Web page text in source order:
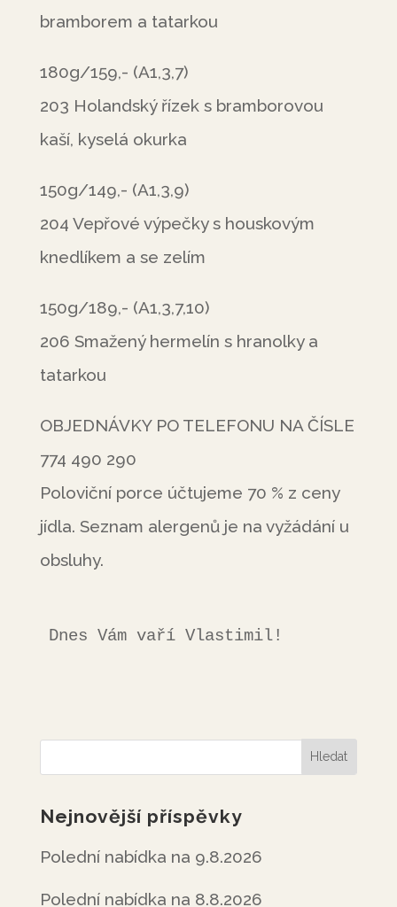
bramborem a tatarkou
180g/159,- (A1,3,7)
203 Holandský řízek s bramborovou
kaší, kyselá okurka
150g/149,- (A1,3,9)
204 Vepřové výpečky s houskovým
knedlíkem a se zelím
150g/189,- (A1,3,7,10)
206 Smažený hermelín s hranolky a
tatarkou
OBJEDNÁVKY PO TELEFONU NA ČÍSLE
774 490 290
Poloviční porce účtujeme 70 % z ceny
jídla. Seznam alergenů je na vyžádání u
obsluhy.
Dnes Vám vaří Vlastimil!
Nejnovější příspěvky
Polední nabídka na 9.8.2026
Polední nabídka na 8.8.2026